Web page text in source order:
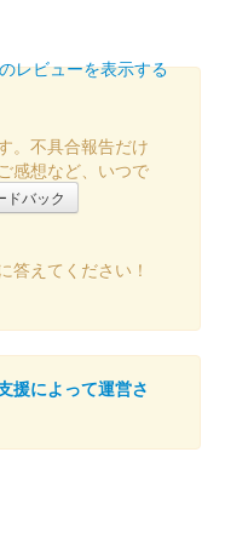
ンプ色違い版
レビューを表示する
。不具合報告だけ
感想など、いつで
ドバック
えてください！
援によって運営さ